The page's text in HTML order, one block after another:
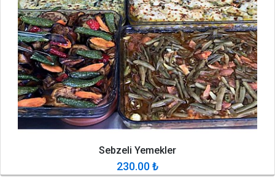
Sebzeli Yemekler
230.00₺